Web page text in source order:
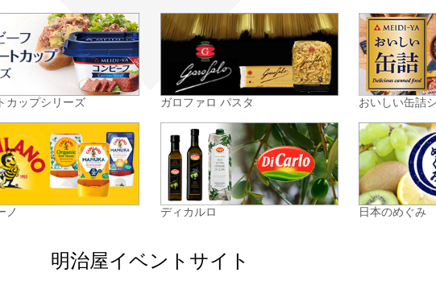
カップシリーズ ガロファロ パスタ おいしい缶詰
ノ ディカルロ 日本のめぐみ
明治屋イベントサイト